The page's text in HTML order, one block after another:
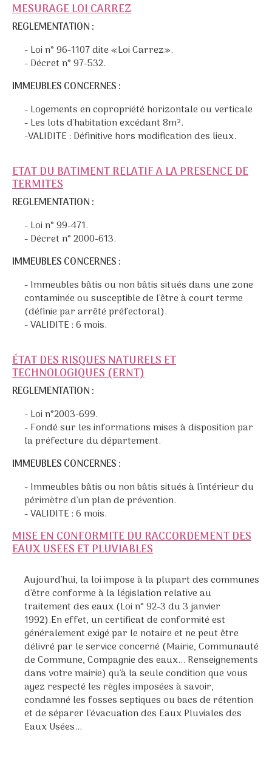
MESURAGE LOI CARREZ
REGLEMENTATION :
- Loi n° 96-1107 dite «Loi Carrez».
- Décret n° 97-532.
IMMEUBLES CONCERNES :
- Logements en copropriété horizontale ou verticale
- Les lots d'habitation excédant 8m².
-VALIDITE : Définitive hors modification des lieux.
ETAT DU BATIMENT RELATIF A LA PRESENCE DE
TERMITES
REGLEMENTATION :
- Loi n° 99-471.
- Décret n° 2000-613.
IMMEUBLES CONCERNES :
- Immeubles bâtis ou non bâtis situés dans une zone
contaminée ou susceptible de l'être à court terme
(définie par arrêté préfectoral).
- VALIDITE : 6 mois.
ÉTAT DES RISQUES NATURELS ET
TECHNOLOGIQUES (ERNT)
REGLEMENTATION :
- Loi n°2003-699.
- Fondé sur les informations mises à disposition par
la préfecture du département.
IMMEUBLES CONCERNES :
- Immeubles bâtis ou non bâtis situés à l'intérieur du
périmètre d'un plan de prévention.
- VALIDITE : 6 mois.
MISE EN CONFORMITE DU RACCORDEMENT DES
EAUX USEES ET PLUVIABLES
Aujourd'hui, la loi impose à la plupart des communes
d'être conforme à la législation relative au
traitement des eaux (Loi n° 92-3 du 3 janvier
1992).En effet, un certificat de conformité est
généralement exigé par le notaire et ne peut être
délivré par le service concerné (Mairie, Communauté
de Commune, Compagnie des eaux... Renseignements
dans votre mairie) qu'à la seule condition que vous
ayez respecté les règles imposées à savoir,
condamné les fosses septiques ou bacs de rétention
et de séparer l'évacuation des Eaux Pluviales des
Eaux Usées...